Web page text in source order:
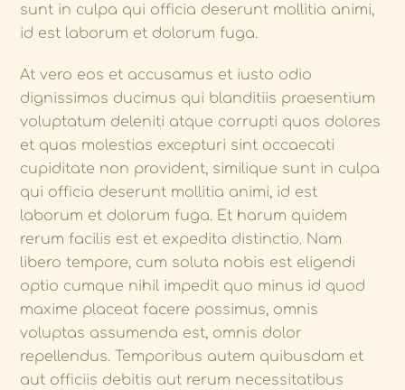
sunt in culpa qui officia deserunt mollitia animi,
id est laborum et dolorum fuga.
At vero eos et accusamus et iusto odio
dignissimos ducimus qui blanditiis praesentium
voluptatum deleniti atque corrupti quos dolores
et quas molestias excepturi sint occaecati
cupiditate non provident, similique sunt in culpa
qui officia deserunt mollitia animi, id est
laborum et dolorum fuga. Et harum quidem
rerum facilis est et expedita distinctio. Nam
libero tempore, cum soluta nobis est eligendi
optio cumque nihil impedit quo minus id quod
maxime placeat facere possimus, omnis
voluptas assumenda est, omnis dolor
repellendus. Temporibus autem quibusdam et
aut officiis debitis aut rerum necessitatibus